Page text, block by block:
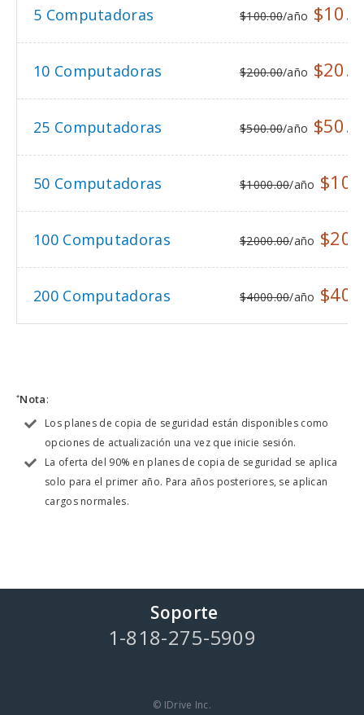
5 Computadoras $100.00/año
10 Computadoras $200.00/año
25 Computadoras $500.00/año
50 Computadoras $1000.00/año
100 Computadoras $2000.00/año
200 Computadoras $4000.00/año
*Nota:
Los planes de copia de seguridad están disponibles como
opciones de actualización una vez que inicie sesión.
La oferta del 90% en planes de copia de seguridad se aplica
solo para el primer año. Para años posteriores, se aplican
cargos normales.
Soporte
1-818-275-5909
© IDrive Inc.